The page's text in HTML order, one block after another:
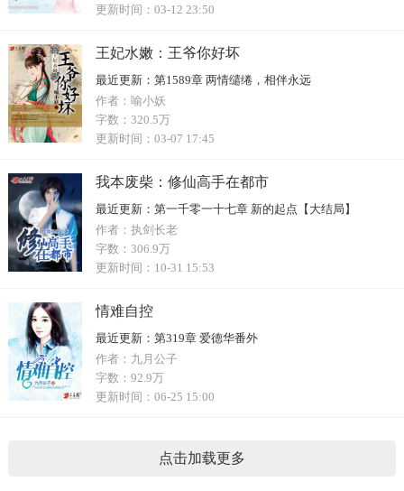
更新时间： 03-12 23:50
王妃水嫩：王爷你好坏
最近更新： 第1589章 两情缱绻，相伴永远
作者： 喻小妖
字数： 320.5万
更新时间： 03-07 17:45
我本废柴：修仙高手在都市
最近更新： 第一千零一十七章 新的起点【大结局】
作者： 执剑长老
字数： 306.9万
更新时间： 10-31 15:53
情难自控
最近更新： 第319章 爱德华番外
作者： 九月公子
字数： 92.9万
更新时间： 06-25 15:00
点击加载更多